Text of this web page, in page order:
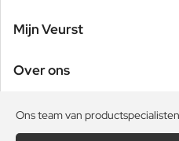
Mijn Veurst
Over ons
Ons team van